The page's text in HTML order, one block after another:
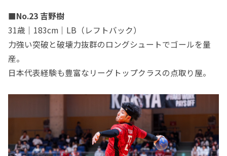
■No.23 吉野樹
31歳｜183cm｜LB（レフトバック）
力強い突破と破壊力抜群のロングシュートでゴールを量
産。
日本代表経験も豊富なリーグトップクラスの点取り屋。